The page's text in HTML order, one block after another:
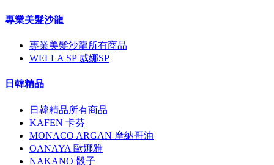
專業美髮沙龍
專業美髮沙龍所有商品
WELLA SP 威娜SP
日韓精品
日韓精品所有商品
KAFEN 卡芬
MONACO ARGAN 摩納哥油
OANAYA 歐娜雅
NAKANO 骰子